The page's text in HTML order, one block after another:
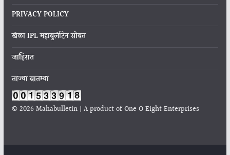
PRIVACY POLICY
खेळा IPL महाबुलेटिन सोबत
जाहिरात
ताज्या बातम्या
© 2026 Mahabulletin | A product of One O Eight Enterprises